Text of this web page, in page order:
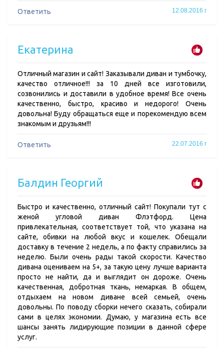
Ответить 12.08.2016 г
Екатерина
Отличный магазин и сайт! Заказывали диван и тумбочку,
качество отличное!!! за 10 дней все изготовили,
созвонились и доставили в удобное время! Все очень
качественно, быстро, красиво и недорого! Очень
довольна! Буду обращаться еще и порекомендую всем
знакомым и друзьям!!!
Ответить 22.07.2016 г
Балдин Георгий
Быстро и качественно, отличный сайт! Покупали тут с
женой угловой диван Флэтфорд. Цена
привлекательная, соответствует той, что указана на
сайте, обивки на любой вкус и кошелек. Обещали
доставку в течение 2 недель, а по факту справились за
неделю. Были очень рады такой скорости. Качество
дивана оцениваем на 5+, за такую цену лучше варианта
просто не найти, да и выглядит он дороже. Очень
качественная, добротная ткань, немаркая. В общем,
отдыхаем на новом диване всей семьей, очень
довольны. По поводу сборки нечего сказать, собирали
сами в целях экономии. Думаю, у магазина есть все
шансы занять лидирующие позиции в данной сфере
услуг.